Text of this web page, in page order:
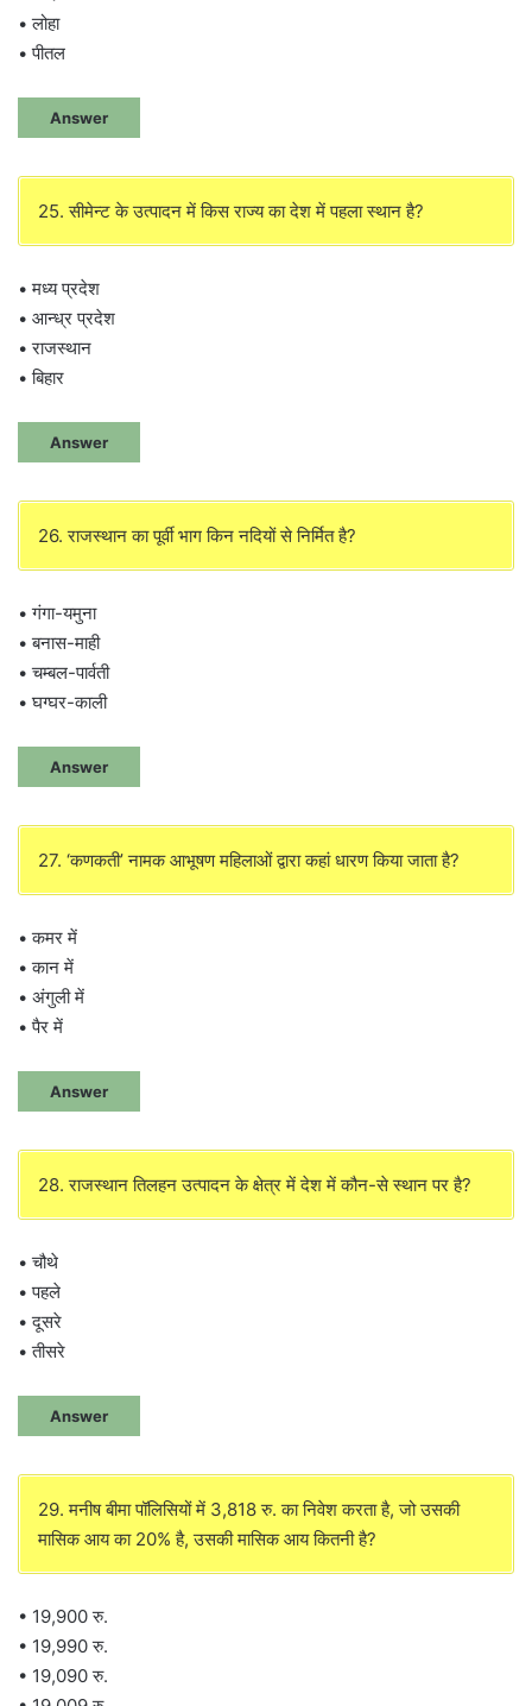
• लोहा
• पीतल
Answer
25. सीमेन्ट के उत्पादन में किस राज्य का देश में पहला स्थान है?
• मध्य प्रदेश
• आन्ध्र प्रदेश
• राजस्थान
• बिहार
Answer
26. राजस्थान का पूर्वी भाग किन नदियों से निर्मित है?
• गंगा-यमुना
• बनास-माही
• चम्बल-पार्वती
• घग्घर-काली
Answer
27. ‘कणकती’ नामक आभूषण महिलाओं द्वारा कहां धारण किया जाता है?
• कमर में
• कान में
• अंगुली में
• पैर में
Answer
28. राजस्थान तिलहन उत्पादन के क्षेत्र में देश में कौन-से स्थान पर है?
• चौथे
• पहले
• दूसरे
• तीसरे
Answer
29. मनीष बीमा पॉलिसियों में 3,818 रु. का निवेश करता है, जो उसकी
मासिक आय का 20% है, उसकी मासिक आय कितनी है?
• 19,900 रु.
• 19,990 रु.
• 19,090 रु.